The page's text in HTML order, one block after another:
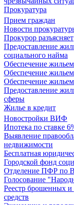
Прокуратура
Прием граждан
Новости
Прокурор разъясняет
Предоставление
социального найма
Обеспечение
Обеспечение
Обеспечение
Предоставление
сферы
Жилье в кредит
Новостройки ВИФ
Ипотека по ставке
Выявление
недвижимости
Бесплатная
Городской фонд
Отделение ПФР по
Голосование
Реестр брошенных и
средств